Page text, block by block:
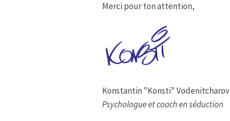
Merci pour ton attention,
Konstantin "Konsti" Vodenitcharov
Psychologue et coach en séduction